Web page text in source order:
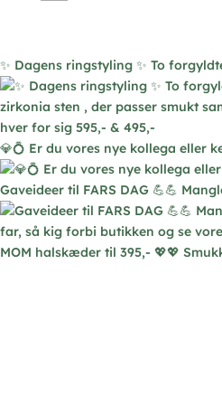
✨ Dagens ringstyling ✨ To
💎💍 Er du vores nye kollega eller
Gaveideer til FARS DAG 💪💪
MOM halskæder til 395,- 💖💖